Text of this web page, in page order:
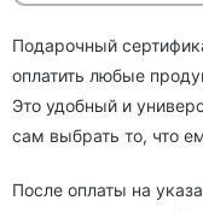
Подарочный
оплатить любые
Это удобный и
сам выбрать то, что
После оплаты на